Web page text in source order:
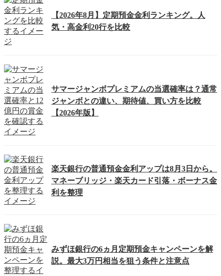
【2026年8月】定期預金金利ランキング。人
気・高金利20行を比較
サマージャンボプレミアムの当選確率は？通常
ジャンボとの違い、期待値、買い方を比較
【2026年版】
楽天銀行の普通預金金利アップは8月3日から。
マネーブリッジ・楽天カード引落・ボーナス金
利を整理
みずほ銀行の6ヵ月定期預金キャンペーンを解
説。最大3万円相当を狙う条件と注意点